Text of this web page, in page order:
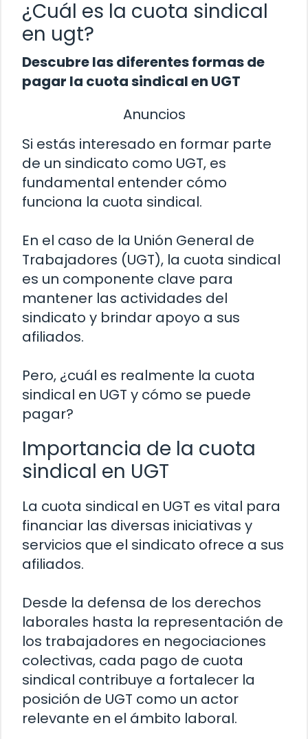
¿Cuál es la cuota sindical
en ugt?
Descubre las diferentes formas de
pagar la cuota sindical en UGT
Anuncios
Si estás interesado en formar parte
de un sindicato como UGT, es
fundamental entender cómo
funciona la cuota sindical.
En el caso de la Unión General de
Trabajadores (UGT), la cuota sindical
es un componente clave para
mantener las actividades del
sindicato y brindar apoyo a sus
afiliados.
Pero, ¿cuál es realmente la cuota
sindical en UGT y cómo se puede
pagar?
Importancia de la cuota
sindical en UGT
La cuota sindical en UGT es vital para
financiar las diversas iniciativas y
servicios que el sindicato ofrece a sus
afiliados.
Desde la defensa de los derechos
laborales hasta la representación de
los trabajadores en negociaciones
colectivas, cada pago de cuota
sindical contribuye a fortalecer la
posición de UGT como un actor
relevante en el ámbito laboral.